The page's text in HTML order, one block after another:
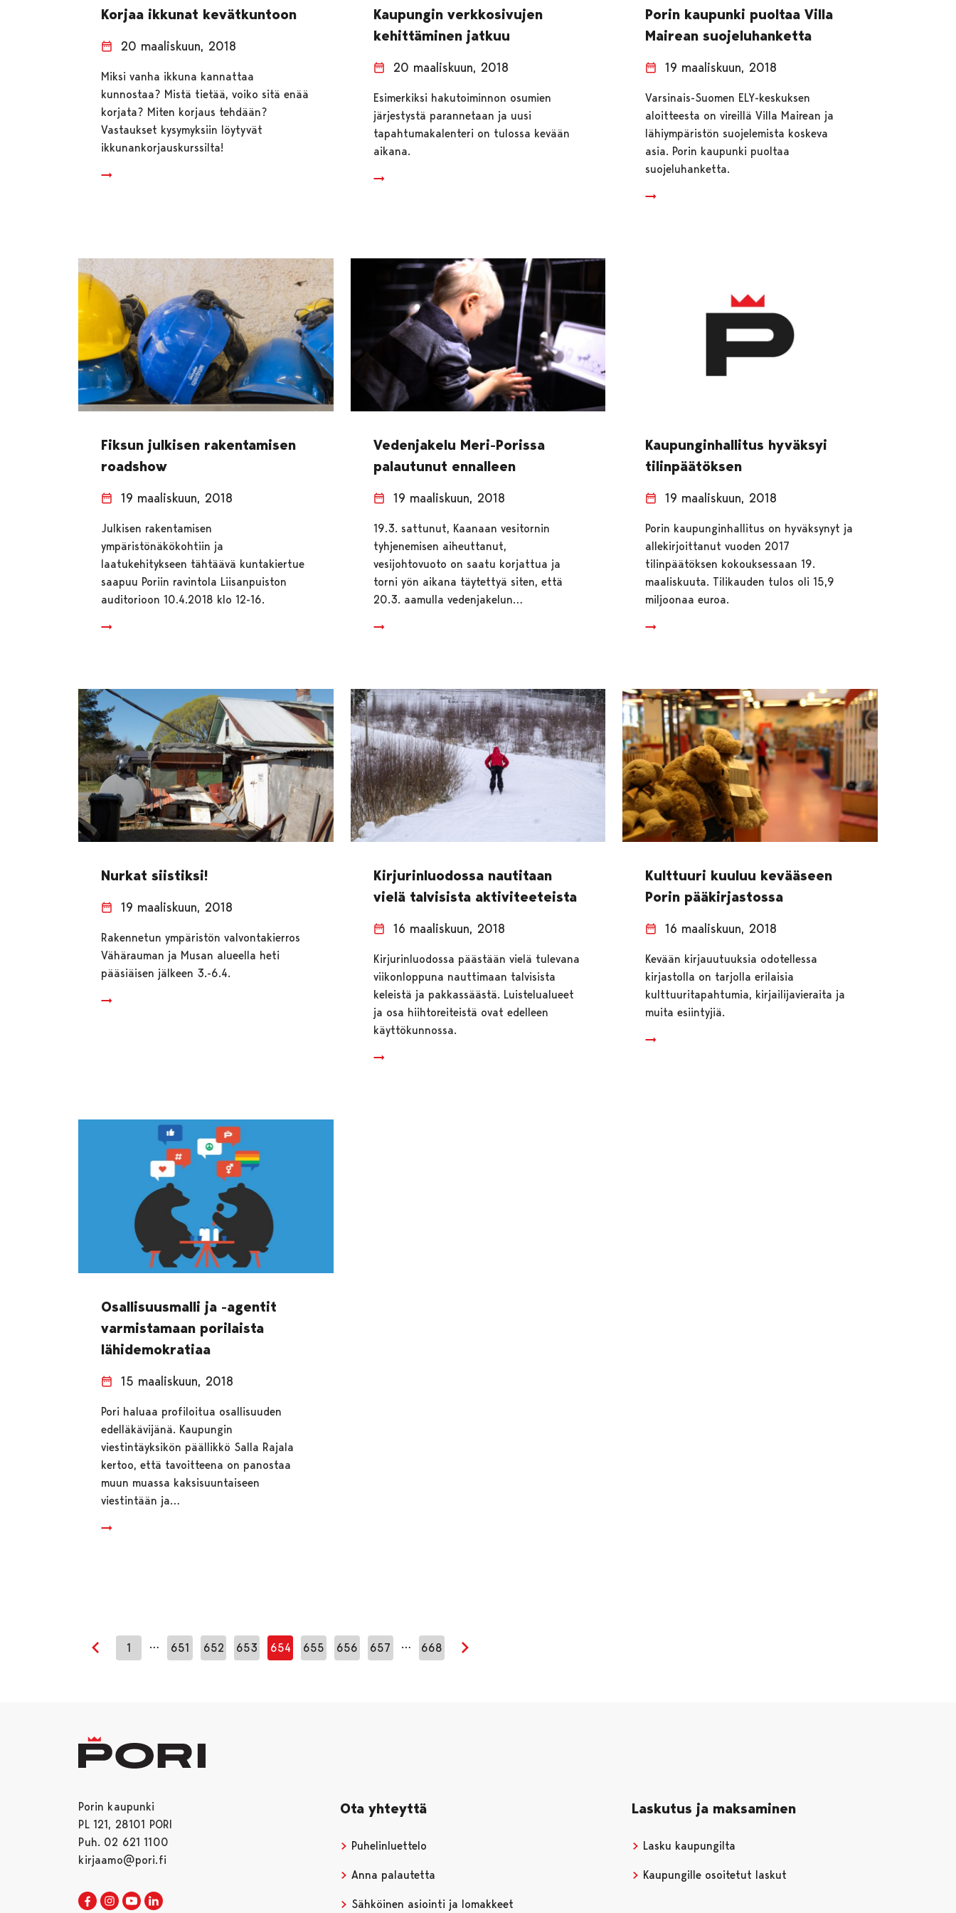
Korjaa ikkunat kevätkuntoon
20 maaliskuun, 2018
Miksi vanha ikkuna kannattaa
kunnostaa? Mistä tietää, voiko sitä enää
korjata? Miten korjaus tehdään?
Vastaukset kysymyksiin löytyvät
ikkunankorjauskurssilta!
Kaupungin verkkosivujen
kehittäminen jatkuu
20 maaliskuun, 2018
Esimerkiksi hakutoiminnon osumien
järjestystä parannetaan ja uusi
tapahtumakalenteri on tulossa kevään
aikana.
Porin kaupunki puoltaa Villa
Mairean suojeluhanketta
19 maaliskuun, 2018
Varsinais-Suomen ELY-keskuksen
aloitteesta on vireillä Villa Mairean ja
lähiympäristön suojelemista koskeva
asia. Porin kaupunki puoltaa
suojeluhanketta.
Fiksun julkisen rakentamisen
roadshow
19 maaliskuun, 2018
Julkisen rakentamisen
ympäristönäkökohtiin ja
laatukehitykseen tähtäävä kuntakiertue
saapuu Poriin ravintola Liisanpuiston
auditorioon 10.4.2018 klo 12-16.
Vedenjakelu Meri-Porissa
palautunut ennalleen
19 maaliskuun, 2018
19.3. sattunut, Kaanaan vesitornin
tyhjenemisen aiheuttanut,
vesijohtovuoto on saatu korjattua ja
torni yön aikana täytettyä siten, että
20.3. aamulla vedenjakelun…
Kaupunginhallitus hyväksyi
tilinpäätöksen
19 maaliskuun, 2018
Porin kaupunginhallitus on hyväksynyt ja
allekirjoittanut vuoden 2017
tilinpäätöksen kokouksessaan 19.
maaliskuuta. Tilikauden tulos oli 15,9
miljoonaa euroa.
Nurkat siistiksi!
19 maaliskuun, 2018
Rakennetun ympäristön valvontakierros
Vähärauman ja Musan alueella heti
pääsiäisen jälkeen 3.-6.4.
Kirjurinluodossa nautitaan
vielä talvisista aktiviteeteista
16 maaliskuun, 2018
Kirjurinluodossa päästään vielä tulevana
viikonloppuna nauttimaan talvisista
keleistä ja pakkassäästä. Luistelualueet
ja osa hiihtoreiteistä ovat edelleen
käyttökunnossa.
Kulttuuri kuuluu kevääseen
Porin pääkirjastossa
16 maaliskuun, 2018
Kevään kirjauutuuksia odotellessa
kirjastolla on tarjolla erilaisia
kulttuuritapahtumia, kirjailijavieraita ja
muita esiintyjiä.
Osallisuusmalli ja -agentit
varmistamaan porilaista
lähidemokratiaa
15 maaliskuun, 2018
Pori haluaa profiloitua osallisuuden
edelläkävijänä. Kaupungin
viestintäyksikön päällikkö Salla Rajala
kertoo, että tavoitteena on panostaa
muun muassa kaksisuuntaiseen
viestintään ja…
Edellinen sivu
1 … 651 652 653 654 655 656 657 … 668
Porin kaupunki
PL 121, 28101 PORI
Puh. 02 621 1100
kirjaamo@pori.fi
Porin kaupunki Facebookissa
Avautuu uudessa välilehdessä
Porin kaupunki Instagramissa
Avautuu uudessa välilehdessä
Porin kaupunki Youtubessa
Avautuu uudessa välilehdessä
Ota yhteyttä
Puhelinluettelo
Anna palautetta
Sähköinen asiointi ja lomakkeet
Laskutus ja maksaminen
Lasku kaupungilta
Kaupungille osoitetut laskut